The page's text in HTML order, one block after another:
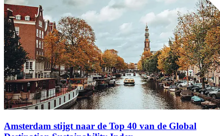
Amsterdam stijgt naar de Top 40 van de Global